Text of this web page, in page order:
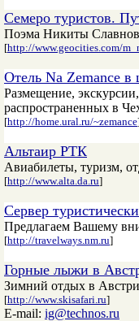
Семеро туристов.
Поэма Никиты
[http://www.geocities.com/
Отель Na Zemance в
Размещение,
распространенных в
[http://home.ural.ru/~zemance
Альтаир РТК
Авиабилеты, туризм,
[http://www.alta.da.ru]
Сервер
Предлагаем Вашему
[http://travelways.nm.ru]
Горные лыжи в
Зимний отдых в
[http://www.skisafari.ru]
E-mail: ig@technos.ru